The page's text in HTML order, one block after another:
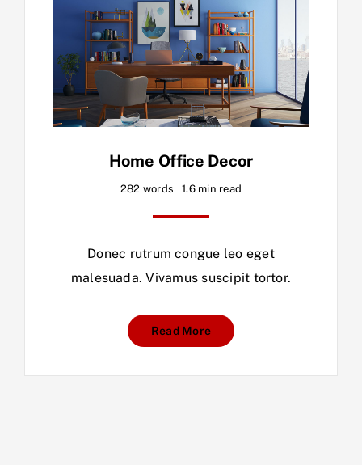
Home Office Decor
282 words 1.6 min read
Donec rutrum congue leo eget
malesuada. Vivamus suscipit tortor.
Read More